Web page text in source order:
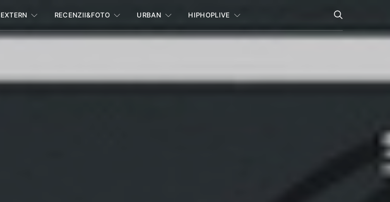
EXTERN RECENZII&FOTO URBAN HIPHOPLIVE